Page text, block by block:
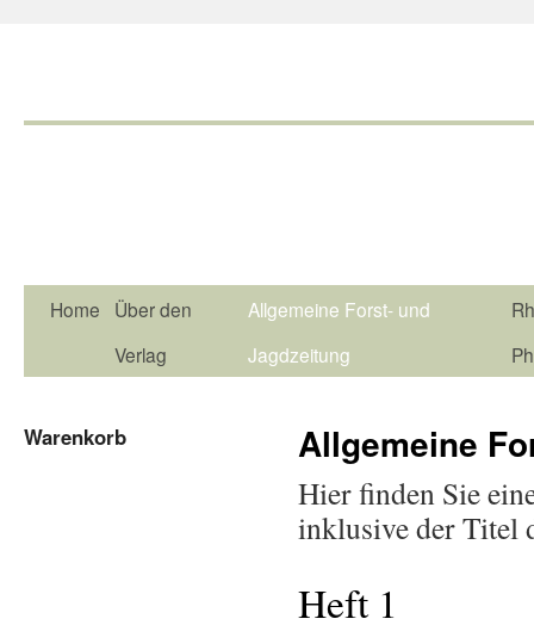
Home
Über den
Verlag
Allgemeine Forst- und
Jagdzeitung
Allgemeine
Hier finden Sie
inklusive der Titel
Heft 1
Warenkorb